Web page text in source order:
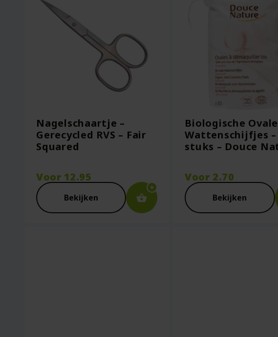
Nagelschaartje –
Gerecycled RVS – Fair
Squared
Voor 12.95
Bekijken
Biologische Ovale
Wattenschijfjes –
stuks – Douce
Voor 2.70
Bekijken